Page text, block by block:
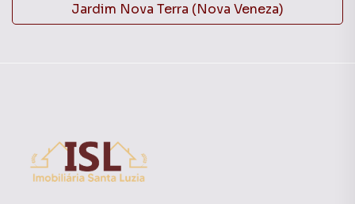
Jardim Nova Terra (Nova Veneza)